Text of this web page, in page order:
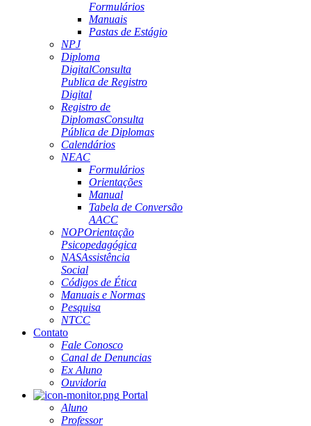
Formulários
Manuais
Pastas de Estágio
NPJ
Diploma
DigitalConsulta
Publica de Registro
Digital
Registro de
DiplomasConsulta
Pública de Diplomas
Calendários
NEAC
Formulários
Orientações
Manual
Tabela de Conversão
AACC
NOPOrientação
Psicopedagógica
NASAssistência
Social
Códigos de Ética
Manuais e Normas
Pesquisa
NTCC
Contato
Fale Conosco
Canal de Denuncias
Ex Aluno
Ouvidoria
Portal
Aluno
Professor